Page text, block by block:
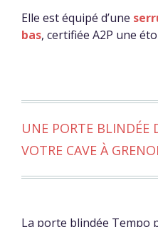
Elle est équipé d’une
bas, certifiée A2P une
UNE PORTE BLINDÉE
VOTRE CAVE À
La porte blindée Tempo